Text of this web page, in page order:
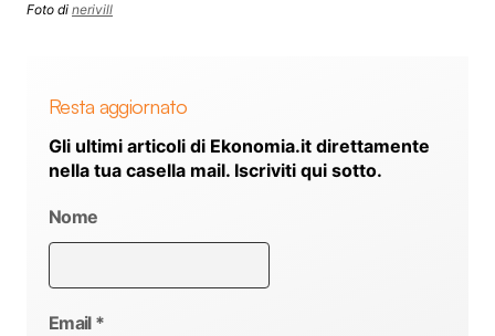
Foto di nerivill
Resta aggiornato
Gli ultimi articoli di Ekonomia.it direttamente
nella tua casella mail. Iscriviti qui sotto.
Nome
Email *